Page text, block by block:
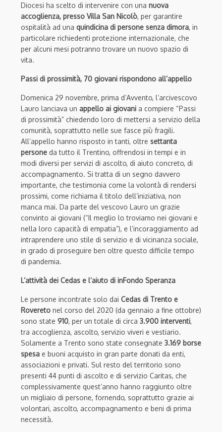
Diocesi ha scelto di intervenire con una nuova
accoglienza, presso Villa San Nicolò, per garantire
ospitalità ad una quindicina di persone senza dimora, in
particolare richiedenti protezione internazionale, che
per alcuni mesi potranno trovare un nuovo spazio di
vita.
Passi di prossimità, 70 giovani rispondono all’appello
Domenica 29 novembre, prima d’Avvento, l’arcivescovo
Lauro lanciava un appello ai giovani a compiere “Passi
di prossimità” chiedendo loro di mettersi a servizio della
comunità, soprattutto nelle sue fasce più fragili.
All’appello hanno risposto in tanti, oltre settanta
persone da tutto il Trentino, offrendosi in tempi e in
modi diversi per servizi di ascolto, di aiuto concreto, di
accompagnamento. Si tratta di un segno davvero
importante, che testimonia come la volontà di rendersi
prossimi, come richiama il titolo dell’iniziativa, non
manca mai. Da parte del vescovo Lauro un grazie
convinto ai giovani (“Il meglio lo troviamo nei giovani e
nella loro capacità di empatia”), e l’incoraggiamento ad
intraprendere uno stile di servizio e di vicinanza sociale,
in grado di proseguire ben oltre questo difficile tempo
di pandemia.
L’attività dei Cedas e l’aiuto di inFondo Speranza
Le persone incontrate solo dai Cedas di Trento e
Rovereto nel corso del 2020 (da gennaio a fine ottobre)
sono state 910, per un totale di circa 3.900 interventi,
tra accoglienza, ascolto, servizio viveri e vestiario.
Solamente a Trento sono state consegnate 3.169 borse
spesa e buoni acquisto in gran parte donati da enti,
associazioni e privati. Sul resto del territorio sono
presenti 44 punti di ascolto e di servizio Caritas, che
complessivamente quest’anno hanno raggiunto oltre
un migliaio di persone, fornendo, soprattutto grazie ai
volontari, ascolto, accompagnamento e beni di prima
necessità.